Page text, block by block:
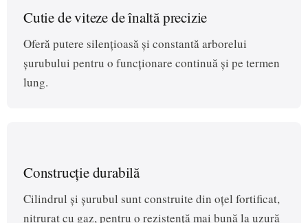
Cutie de viteze de înaltă precizie
Oferă putere silențioasă și constantă arborelui
șurubului pentru o funcționare continuă și pe termen
lung.
Construcție durabilă
Cilindrul și șurubul sunt construite din oțel fortificat,
nitrurat cu gaz, pentru o rezistență mai bună la uzură